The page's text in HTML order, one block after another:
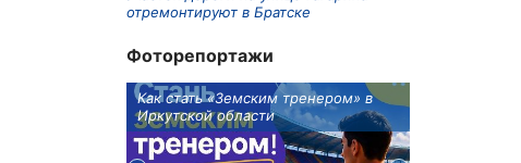
отремонтируют в Братске
Фоторепортажи
Как стать «Земским тренером» в
Иркутской области